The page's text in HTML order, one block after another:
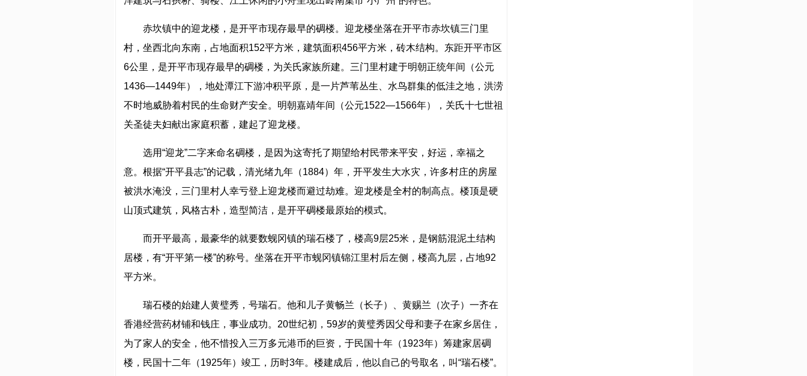
赤坎镇中的迎龙楼，是开平市现存最早的碉楼。迎龙楼坐落在开平市赤坎镇三门里
村，坐西北向东南，占地面积152平方米，建筑面积456平方米，砖木结构。东距开平市区
6公里，是开平市现存最早的碉楼，为关氏家族所建。三门里村建于明朝正统年间（公元
1436—1449年），地处潭江下游冲积平原，是一片芦苇丛生、水鸟群集的低洼之地，洪涝
不时地威胁着村民的生命财产安全。明朝嘉靖年间（公元1522—1566年），关氏十七世祖
关圣徒夫妇献出家庭积蓄，建起了迎龙楼。
选用“迎龙”二字来命名碉楼，是因为这寄托了期望给村民带来平安，好运，幸福之
意。根据“开平县志”的记载，清光绪九年（1884）年，开平发生大水灾，许多村庄的房屋
被洪水淹没，三门里村人幸亏登上迎龙楼而避过劫难。迎龙楼是全村的制高点。楼顶是硬
山顶式建筑，风格古朴，造型简洁，是开平碉楼最原始的模式。
而开平最高，最豪华的就要数蚬冈镇的瑞石楼了，楼高9层25米，是钢筋混泥土结构
居楼，有“开平第一楼”的称号。坐落在开平市蚬冈镇锦江里村后左侧，楼高九层，占地92
平方米。
瑞石楼的始建人黄璧秀，号瑞石。他和儿子黄畅兰（长子）、黄赐兰（次子）一齐在
香港经营药材铺和钱庄，事业成功。20世纪初，59岁的黄璧秀因父母和妻子在家乡居住，
为了家人的安全，他不惜投入三万多元港币的巨资，于民国十年（1923年）筹建家居碉
楼，民国十二年（1925年）竣工，历时3年。楼建成后，他以自己的号取名，叫“瑞石楼”。